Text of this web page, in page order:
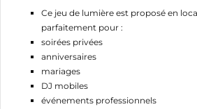
Ce jeu de lumière est proposé en
parfaitement pour :
soirées privées
anniversaires
mariages
DJ mobiles
événements professionnels